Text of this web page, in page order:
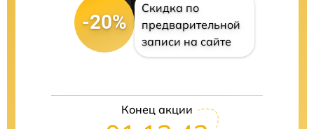
-20%
Скидка по
предварительной
записи на сайте
Конец акции